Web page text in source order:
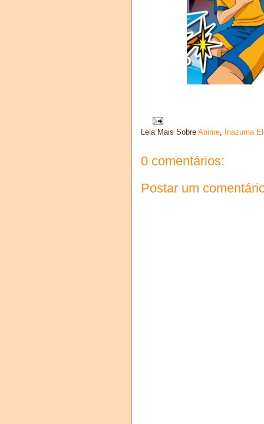
Leia Mais Sobre Anime, Inazuma
0 comentários:
Postar um